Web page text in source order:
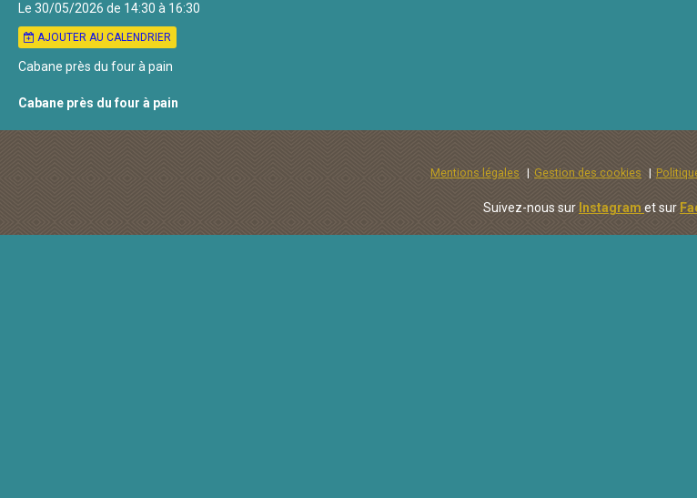
Le 30/05/2026 de 14:30 à 16:30
AJOUTER AU CALENDRIER
Cabane près du four à pain
Cabane près du four à pain
Mentions légales Gestion des cookies
Suivez-nous sur Instagram et sur